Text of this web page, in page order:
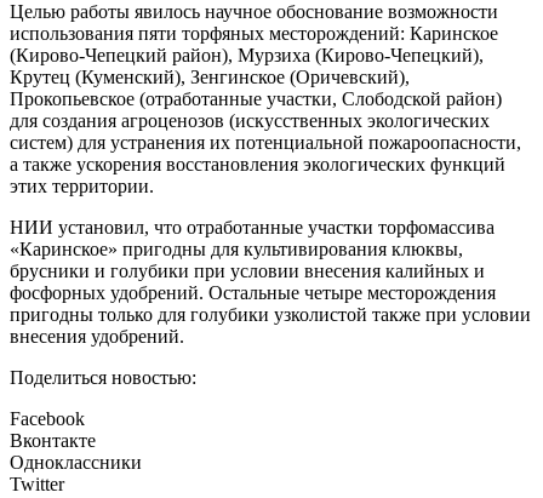
Целью работы явилось научное обоснование возможности
использования пяти торфяных месторождений: Каринское
(Кирово-Чепецкий район), Мурзиха (Кирово-Чепецкий),
Крутец (Куменский), Зенгинское (Оричевский),
Прокопьевское (отработанные участки, Слободской район)
для создания агроценозов (искусственных экологических
систем) для устранения их потенциальной пожароопасности,
а также ускорения восстановления экологических функций
этих территории.
НИИ установил, что отработанные участки торфомассива
«Каринское» пригодны для культивирования клюквы,
брусники и голубики при условии внесения калийных и
фосфорных удобрений. Остальные четыре месторождения
пригодны только для голубики узколистой также при условии
внесения удобрений.
Поделиться новостью:
Facebook
Вконтакте
Одноклассники
Twitter